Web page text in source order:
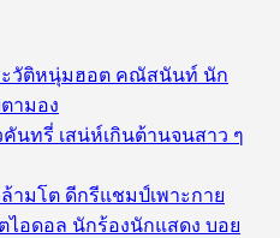
ระวัติหนุ่มฮอต คณัสนันท์ นัก
ามอง
ทรี่ เสน่ห์เกินต้านจนสาว ๆ
ามโต ดีกรีแชมป์เพาะกาย
ไอดอล นักร้องนักแสดง บอย